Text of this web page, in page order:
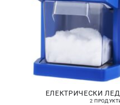
ЕЛЕКТРИЧЕСКИ
2